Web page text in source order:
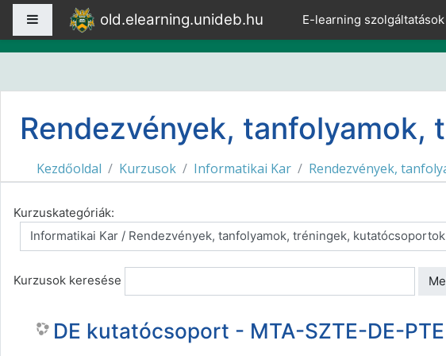
Tovább a fő tartalomhoz
Oldalpanel old.elearning.unideb.hu E-learning szolgáltatások
Rendezvények,
Kezdőoldal Kurzusok Informatikai Kar Rendezvények,
Kurzuskategóriák:
Kurzusok keresése
DE kutatócsoport - MTA-SZTE-DE-